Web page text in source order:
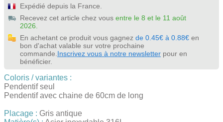
Expédié depuis la France.
Recevez cet article chez vous entre le 8 et le 11 août
2026.
En achetant ce produit vous gagnez de 0.45€ à 0.88€ en
bon d'achat valable sur votre prochaine
commande. Inscrivez vous à notre newsletter pour en
bénéficier.
Coloris / variantes :
Pendentif seul
Pendentif avec chaine de 60cm de long
Placage : Gris antique